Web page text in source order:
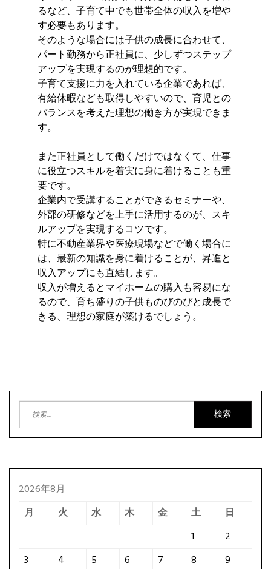
るなど、子育て中でも世帯全体の収入を増や
す必要もあります。
そのような場合には子供の成長に合わせて、
パート勤務から正社員に、少しずつステップ
アップを実現するのが理想的です。
子育て支援に力を入れている企業であれば、
有給休暇なども取得しやすいので、育児との
バランスを考えた理想の働き方が実現できま
す。
また正社員として働くだけではなくて、仕事
に役立つスキルを着実に身に着けることも重
要です。
企業内で受講することができるセミナーや、
外部の研修などを上手に活用するのが、スキ
ルアップを実現するコツです。
特に不動産業界や医療現場などで働く場合に
は、最新の知識を身に着けることが、昇進と
収入アップにも直結します。
収入が増えるとマイホームの購入も容易にな
るので、育ち盛りの子供ものびのびと成長で
きる、理想の家庭が築けるでしょう。
検
2026年8月
月
火 水 木 金 土
日
1
2
3
4 5 6 7 8
9